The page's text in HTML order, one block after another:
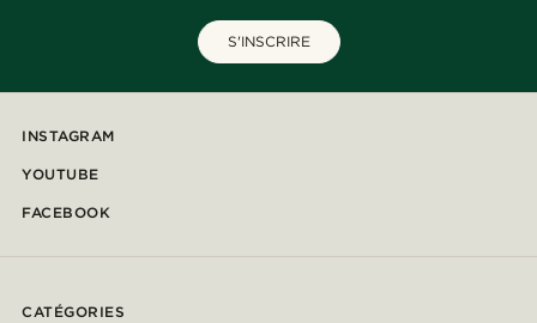
S'INSCRIRE
INSTAGRAM
YOUTUBE
FACEBOOK
CATÉGORIES